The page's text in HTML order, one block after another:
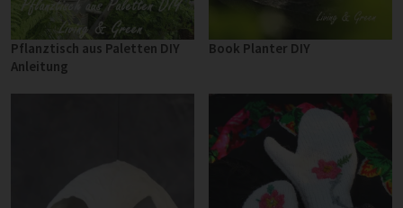
Pflanztisch aus Paletten DIY
Anleitung
Book Planter DIY